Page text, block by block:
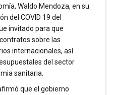
Waldo Mendoza, en su
del COVID 19 del
invitado para que
sobre las
internacionales, así
del sector
sanitaria.
que el gobierno